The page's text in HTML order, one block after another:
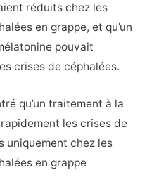
réduits chez les
en grappe, et qu’un
pouvait
crises de céphalées.
qu’un traitement à la
les crises de
uniquement chez les
en grappe